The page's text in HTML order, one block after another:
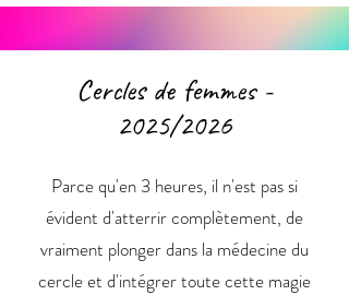
Cercles de femmes -
2025/2026​
Parce qu'en 3 heures, il n'est pas si
évident d'atterrir complètement, de
vraiment plonger dans la médecine du
cercle et d'intégrer toute cette magie